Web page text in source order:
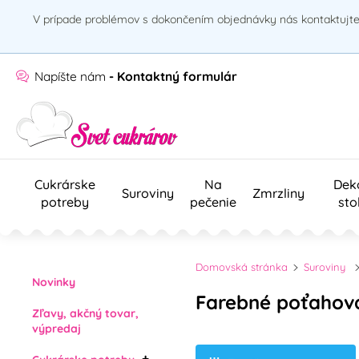
V prípade problémov s dokončením objednávky nás kontaktujte
Napíšte nám - Kontaktný formulár
Cukrárske
potreby
Suroviny
Na
pečenie
Zmrzliny
Novinky
Zľavy, akčný tovar,
výpredaj
Domovská stránka Suroviny
Farebné